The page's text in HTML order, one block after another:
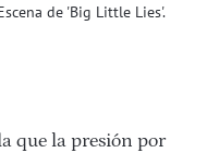
de 'Big Little Lies'.
que la presión por